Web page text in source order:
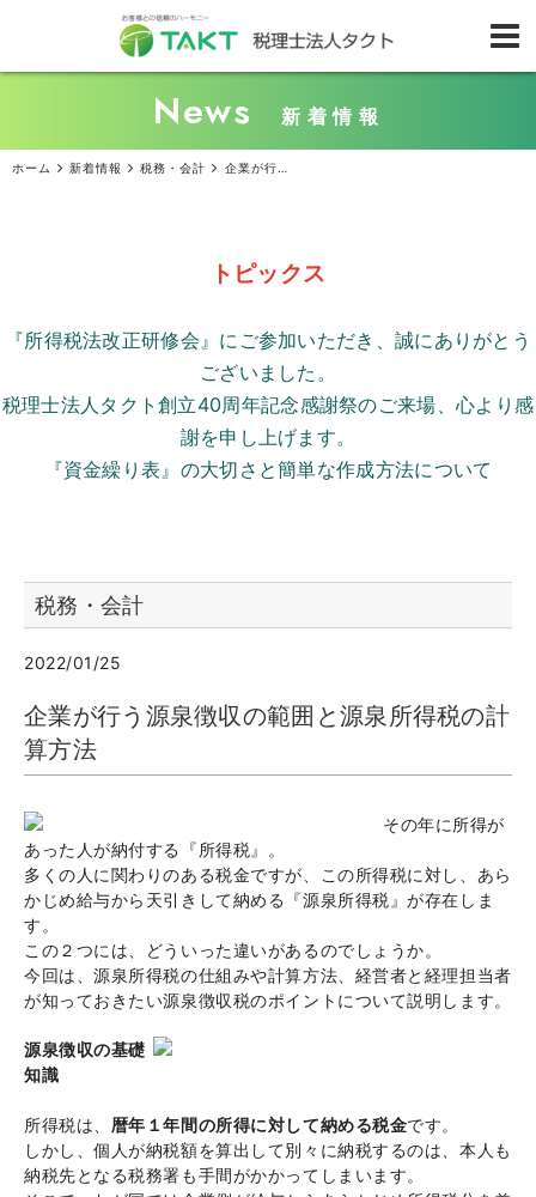
News 新着情報
ホーム 新着情報 税務・会計 企業が行う源泉徴収の範囲と源泉所得税の計算方法
トピックス
『所得税法改正研修会』にご参加いただき、誠にありがとう
ございました。
税理士法人タクト創立40周年記念感謝祭のご来場、心より感
謝を申し上げます。
『資金繰り表』の大切さと簡単な作成方法について
税務・会計
2022/01/25
企業が行う源泉徴収の範囲と源泉所得税の計
算方法
その年に所得が
あった人が納付する『所得税』。
多くの人に関わりのある税金ですが、この所得税に対し、あら
かじめ給与から天引きして納める『源泉所得税』が存在しま
す。
この２つには、どういった違いがあるのでしょうか。
今回は、源泉所得税の仕組みや計算方法、経営者と経理担当者
が知っておきたい源泉徴収税のポイントについて説明します。
源泉徴収の基礎
知識
所得税は、 暦年１年間の所得に対して納める税金です。
しかし、個人が納税額を算出して別々に納税するのは、本人も
納税先となる税務署も手間がかかってしまいます。